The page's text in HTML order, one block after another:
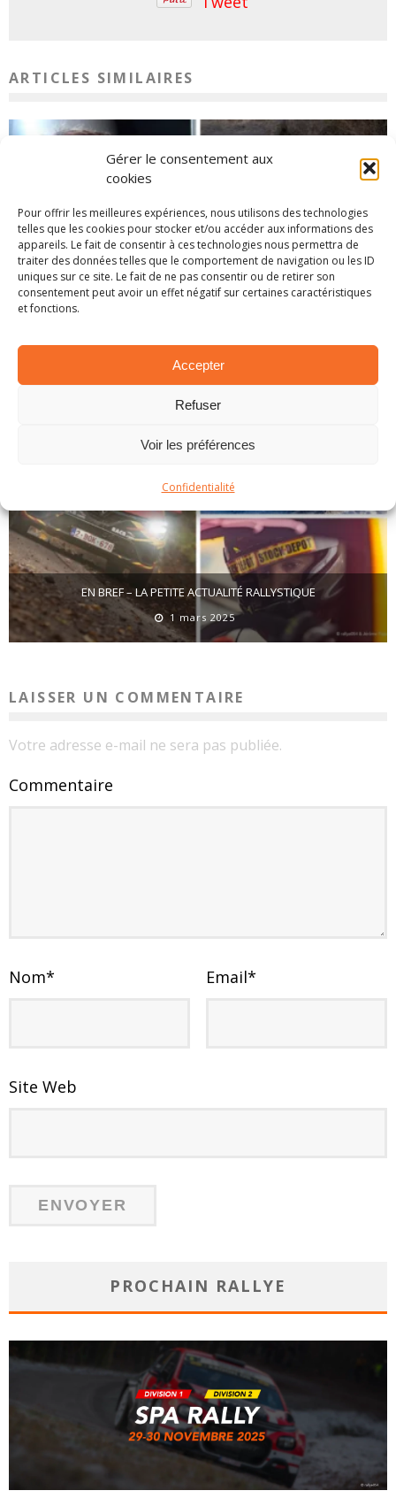
Gérer le consentement aux
cookies
Pour offrir les meilleures expériences, nous utilisons des technologies
telles que les cookies pour stocker et/ou accéder aux informations des
appareils. Le fait de consentir à ces technologies nous permettra de
traiter des données telles que le comportement de navigation ou les ID
uniques sur ce site. Le fait de ne pas consentir ou de retirer son
consentement peut avoir un effet négatif sur certaines caractéristiques
et fonctions.
Accepter
Refuser
Voir les préférences
Confidentialité
ARTICLES SIMILAIRES
1 avril 2025
EN BREF – LA PETITE ACTUALITÉ RALLYSTIQUE
1 mars 2025
LAISSER UN COMMENTAIRE
Votre adresse e-mail ne sera pas publiée.
Commentaire
Nom* Email*
Site Web
PROCHAIN RALLYE